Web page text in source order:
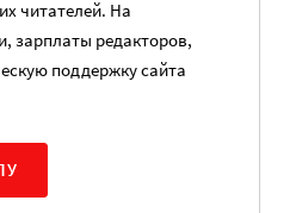
читателей. На
зарплаты редакторов,
поддержку сайта